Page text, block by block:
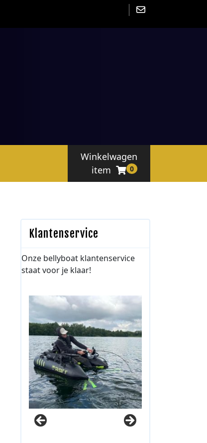
Winkelwagen
item
0
Klantenservice
Onze bellyboat klantenservice
staat voor je klaar!